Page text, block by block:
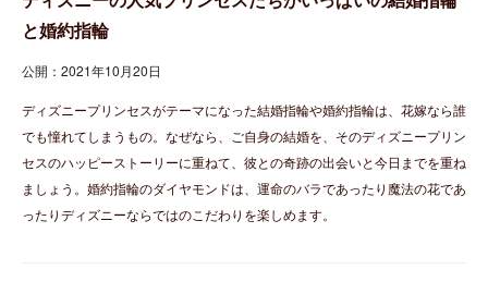
と婚約指輪
公開：2021年10月20日
ディズニープリンセスがテーマになった結婚指輪や婚約指輪は、花嫁なら誰
でも憧れてしまうもの。なぜなら、ご自身の結婚を、そのディズニープリン
セスのハッピーストーリーに重ねて、彼との奇跡の出会いと今日までを重ね
ましょう。婚約指輪のダイヤモンドは、運命のバラであったり魔法の花であ
ったりディズニーならではのこだわりを楽しめます。